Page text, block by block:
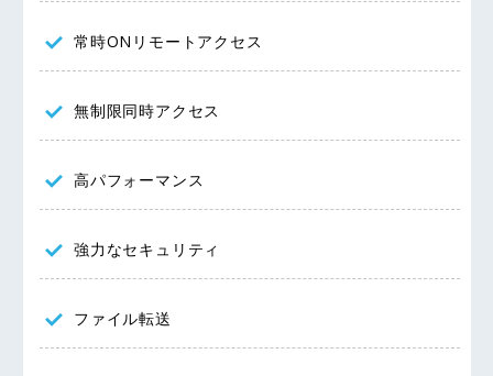
常時ONリモートアクセス
無制限同時アクセス
高パフォーマンス
強力なセキュリティ
ファイル転送